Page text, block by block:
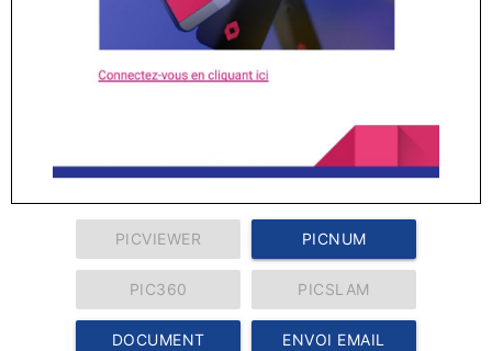
PICVIEWER PICNUM
PIC360 PICSLAM
DOCUMENT ENVOI EMAIL